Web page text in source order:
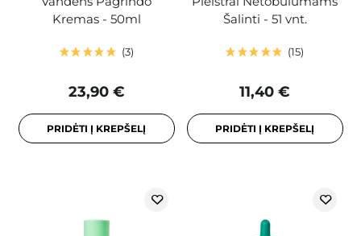
Kremas - 50ml
3
23,90 €
PRIDĖTI Į KREPŠELĮ
Šalinti - 51 vnt.
15
11,40 €
PRIDĖTI Į KREPŠELĮ